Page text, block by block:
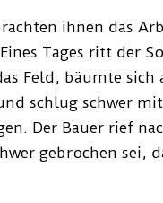
ihnen das
Tages ritt der
Feld, bäumte
schlug schwer
Der Bauer rief
gebrochen sei,